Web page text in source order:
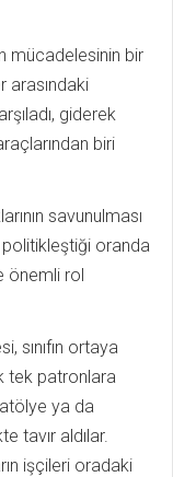
mücadelesinin bir
arasındaki
giderek
biri
savunulması
oranda
önemli rol
sınıfın ortaya
tek patronlara
atölye ya da
tavır aldılar.
işçileri oradaki